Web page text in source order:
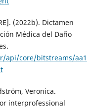
(2022b). Dictamen
Médica del Daño
api/core/bitstreams/
Veronica.
interprofessional